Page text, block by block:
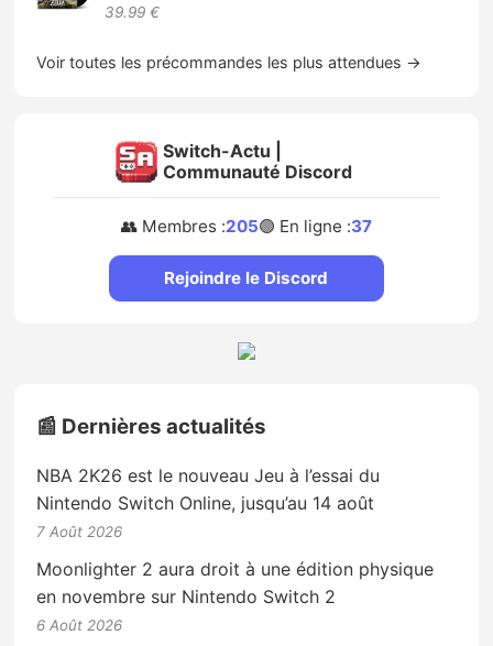
39.99 €
Voir toutes les précommandes les plus attendues →
Switch-Actu |
Communauté Discord
👥 Membres :205🟢 En ligne :37
Rejoindre le Discord
📰 Dernières actualités
NBA 2K26 est le nouveau Jeu à l’essai du
Nintendo Switch Online, jusqu’au 14 août
7 Août 2026
Moonlighter 2 aura droit à une édition physique
en novembre sur Nintendo Switch 2
6 Août 2026